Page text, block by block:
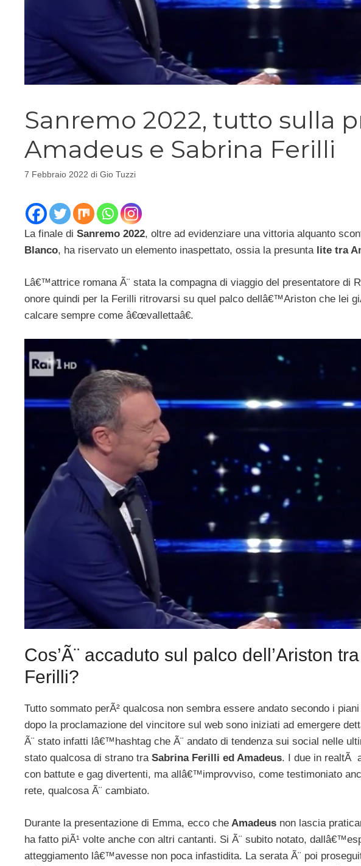
Sanremo 2022, tutto sulla
Amadeus e Sabrina Ferilli
7 Febbraio 2022 di Gio Tuzzi
La finale di Sanremo 2022, oltre ad evidenziare una vittoria alquanto
Blanco, ha riservato un elemento inaspettato, ossia la presunta lite tra
Lâ€™attrice romana Ã¨ stata la compagna di viaggio del presentatore di
onore quindi per la Ferilli ritrovarsi su quel palco dellâ€™Ariston che lei
calcare sempre come â€œvallettaâ€.
Cos’Ã¨ accaduto sul palco dell’Ariston
Ferilli?
Tutto sommato perÃ² qualcosa non sembra essere andato secondo i
dopo la proclamazione del vincitore sul web sono iniziati ad emergere
Ã¨ stato infatti lâ€™hashtag che Ã¨ andato di tendenza sui social nelle
stato qualcosa di strano tra Sabrina Ferilli ed Amadeus. I due in realtÃ
con battute e gag divertenti, ma allâ€™improvviso, come testimoniato
rete, qualcosa Ã¨ cambiato.
Durante la presentazione di Emma, ecco che Amadeus non lascia
ha fatto piÃ¹ volte anche con altri cantanti. Si Ã¨ subito notato,
atteggiamento lâ€™avesse non poca infastidita. La serata Ã¨ poi